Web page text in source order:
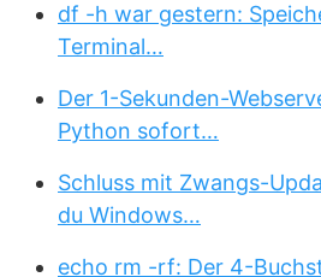
df -h war gestern:
Terminal…
Der 1-Sekunden-
Python sofort…
Schluss mit Zwangs-
du Windows…
echo rm -rf: Der 4-